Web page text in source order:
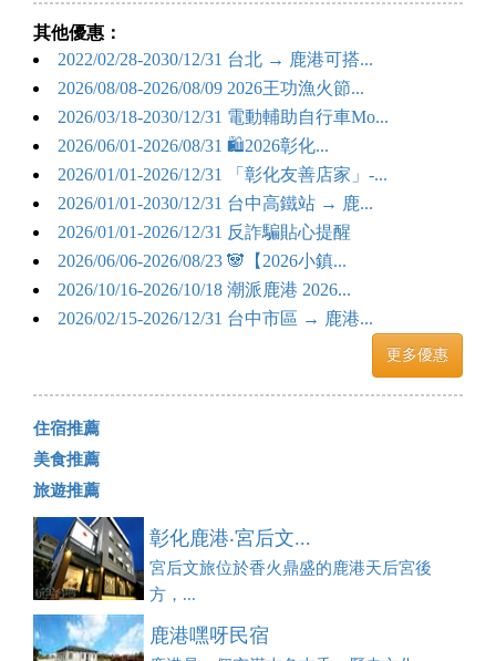
其他優惠：
2022/02/28-2030/12/31 台北 → 鹿港可搭...
2026/08/08-2026/08/09 2026王功漁火節...
2026/03/18-2030/12/31 電動輔助自行車Mo...
2026/06/01-2026/08/31 🛍️2026彰化...
2026/01/01-2026/12/31 「彰化友善店家」-...
2026/01/01-2030/12/31 台中高鐵站 → 鹿...
2026/01/01-2026/12/31 反詐騙貼心提醒
2026/06/06-2026/08/23 🐼【2026小鎮...
2026/10/16-2026/10/18 潮派鹿港 2026...
2026/02/15-2026/12/31 台中市區 → 鹿港...
更多優惠
住宿推薦
美食推薦
旅遊推薦
彰化鹿港‧宮后文...
宮后文旅位於香火鼎盛的鹿港天后宮後
方，...
鹿港嘿呀民宿